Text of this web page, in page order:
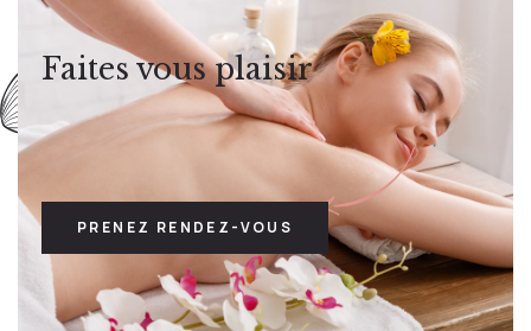
Faites vous plaisir
PRENEZ RENDEZ-VOUS